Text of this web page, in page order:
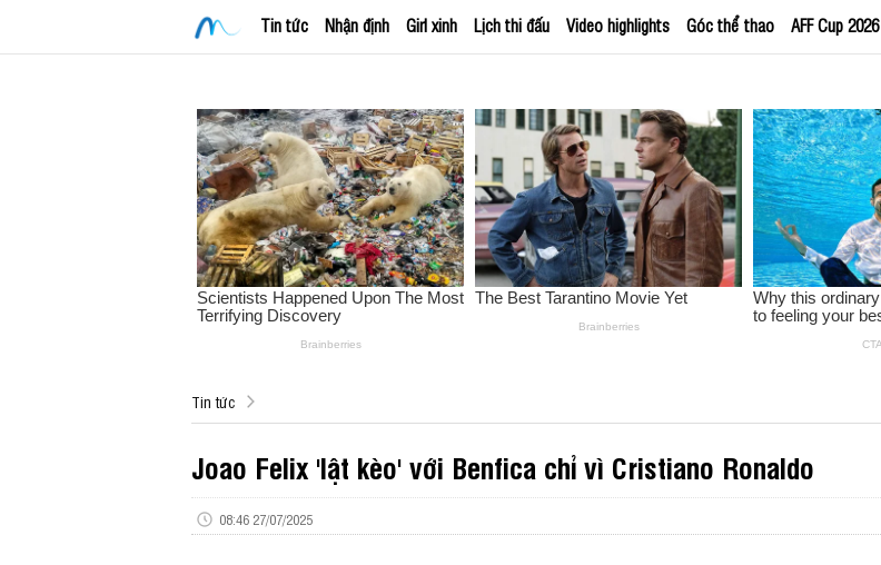
Tin tức Nhận định Girl xinh Lịch thi đấu Video highlights Góc thể thao AFF Cup 2026
Tin tức
Joao Felix 'lật kèo' với Benfica chỉ vì Cristiano Ronaldo
08:46 27/07/2025